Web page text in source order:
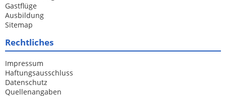
Gastflüge
Ausbildung
Sitemap
Rechtliches
Impressum
Haftungsausschluss
Datenschutz
Quellenangaben